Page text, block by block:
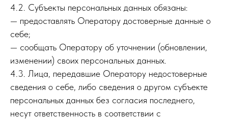
4.2. Субъекты персональных данных обязаны:
— предоставлять Оператору достоверные данные о
себе;
— сообщать Оператору об уточнении (обновлении,
изменении) своих персональных данных.
4.3. Лица, передавшие Оператору недостоверные
сведения о себе, либо сведения о другом субъекте
персональных данных без согласия последнего,
несут ответственность в соответствии с